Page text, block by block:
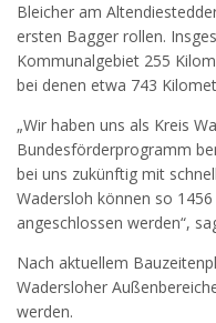
Bleicher am
ersten Bagger rollen.
Kommunalgebiet 255
bei denen etwa 743
„Wir haben uns als Kreis
Bundesförderprogramm
bei uns zukünftig mit
Wadersloh können so
angeschlossen werden“,
Nach aktuellem
Wadersloher
werden.